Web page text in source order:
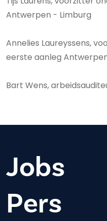
Antwerpen - Limburg
Annelies Laureyssens,
eerste aanleg
Bart Wens,
Jobs
Pers